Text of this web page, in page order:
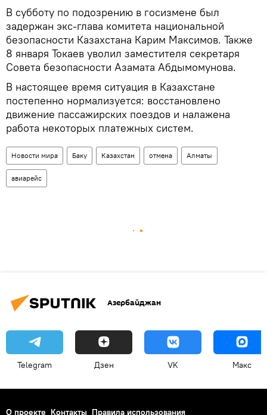
В субботу по подозрению в госизмене был
задержан экс-глава комитета национальной
безопасности Казахстана Карим Максимов. Также
8 января Токаев уволил заместителя секретаря
Совета безопасности Азамата Абдымомунова.
В настоящее время ситуация в Казахстане
постепенно нормализуется: восстановлено
движение пассажирских поездов и налажена
работа некоторых платежных систем.
Новости мира Баку Казахстан отмена Алматы
авиарейс
Азербайджан
Telegram Дзен VK Макс
О проекте Контакты Правила использования